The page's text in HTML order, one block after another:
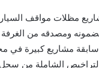
مظلات مواقف
ومصدقه من
سابقة مشاريع كبيرة
الشاملة من